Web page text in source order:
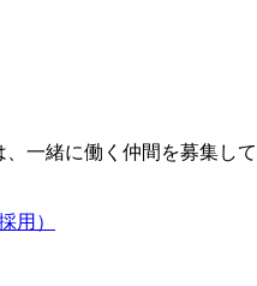
一緒に働く仲間を募集し
用）